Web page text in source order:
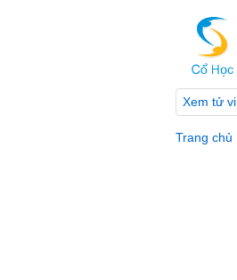
Xem tử vi
Trang chủ